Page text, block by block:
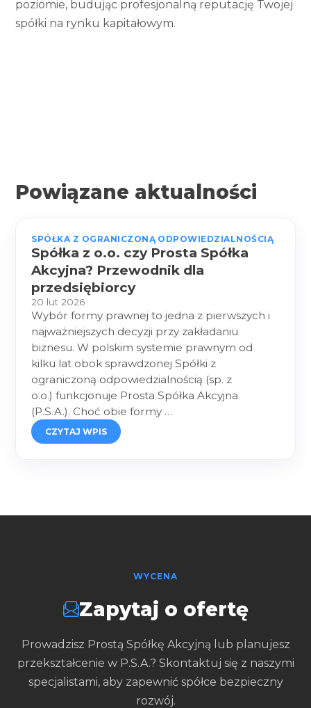
poziomie, budując profesjonalną reputację Twojej
spółki na rynku kapitałowym.
Powiązane aktualności
SPÓŁKA Z OGRANICZONĄ ODPOWIEDZIALNOŚCIĄ
Spółka z o.o. czy Prosta Spółka
Akcyjna? Przewodnik dla
przedsiębiorcy
20 lut 2026
Wybór formy prawnej to jedna z pierwszych i
najważniejszych decyzji przy zakładaniu
biznesu. W polskim systemie prawnym od
kilku lat obok sprawdzonej Spółki z
ograniczoną odpowiedzialnością (sp. z
o.o.) funkcjonuje Prosta Spółka Akcyjna
(P.S.A.). Choć obie formy …
CZYTAJ WPIS
WYCENA
Zapytaj o ofertę
Prowadzisz Prostą Spółkę Akcyjną lub planujesz
przekształcenie w P.S.A.? Skontaktuj się z naszymi
specjalistami, aby zapewnić spółce bezpieczny
rozwój.